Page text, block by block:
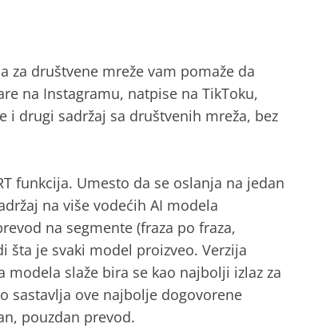
za društvene mreže vam pomaže da
na Instagramu, natpise na TikToku,
i drugi sadržaj sa društvenih mreža, bez
funkcija. Umesto da se oslanja na jedan
na više vodećih AI modela
na segmente (fraza po fraza,
šta je svaki model proizveo. Verzija
modela slaže bira se kao najbolji izlaz za
sastavlja ove najbolje dogovorene
pouzdan prevod.